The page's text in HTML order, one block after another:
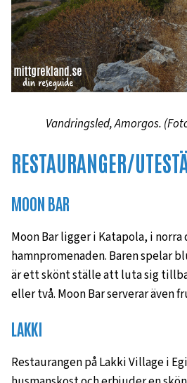
Vandringsled, Amorgos.
RESTAURANGER/
MOON BAR
Moon Bar ligger i Katapola, i norra
hamnpromenaden. Baren spelar
är ett skönt ställe att luta sig
eller två. Moon Bar serverar även
LAKKI
Restaurangen på Lakki Village i